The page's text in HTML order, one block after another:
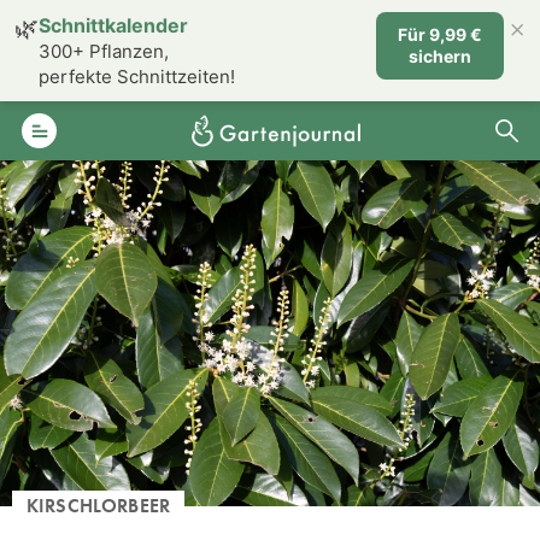
KIRSCHLORBEER
🌿Schnittkalender
300+ Pflanzen,
perfekte Schnittzeiten!
Für 9,99 €
sichern
×